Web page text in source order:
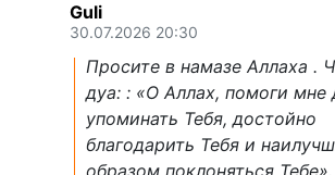
Guli
30.07.2026 20:30
Просите в намазе Аллаха .
дуа: : «О Аллах, помоги мне
упоминать Тебя, достойно
благодарить Тебя и